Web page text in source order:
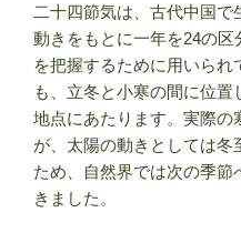
れ
の
性
格・
特
徴”
の
二十四節気は、古代中国
動きをもとに一年を24の区
を把握するために用いら
も、立冬と小寒の間に位
地点にあたります。実際の
が、太陽の動きとしては冬
ため、自然界では次の季節
きました。